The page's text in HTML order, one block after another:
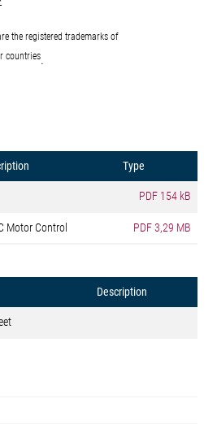
the registered trademarks of
countries.
Type
PDF 154 kB
Motor Control PDF3,29 MB
Description